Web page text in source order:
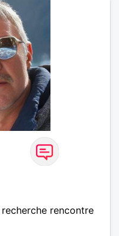
rencontre